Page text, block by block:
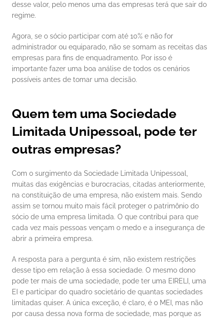
desse valor, pelo menos uma das empresas terá que sair do
regime.
Agora, se o sócio participar com até 10% e não for
administrador ou equiparado, não se somam as receitas das
empresas para fins de enquadramento. Por isso é
importante fazer uma boa análise de todos os cenários
possíveis antes de tomar uma decisão.
Quem tem uma Sociedade
Limitada Unipessoal, pode ter
outras empresas?
Com o surgimento da Sociedade Limitada Unipessoal,
muitas das exigências e burocracias, citadas anteriormente,
na constituição de uma empresa, não existem mais. Sendo
assim se tornou muito mais fácil proteger o patrimônio do
sócio de uma empresa limitada. O que contribui para que
cada vez mais pessoas vençam o medo e a insegurança de
abrir a primeira empresa.
A resposta para a pergunta é sim, não existem restrições
desse tipo em relação à essa sociedade. O mesmo dono
pode ter mais de uma sociedade, pode ter uma EIRELI, uma
EI e participar do quadro societário de quantas sociedades
limitadas quiser. A única exceção, é claro, é o MEI, mas não
por causa dessa nova forma de sociedade, mas porque as